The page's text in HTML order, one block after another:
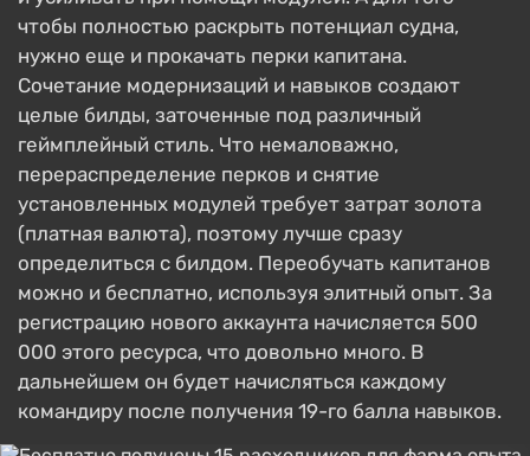
чтобы полностью раскрыть потенциал судна,
нужно еще и прокачать перки капитана.
Сочетание модернизаций и навыков создают
целые билды, заточенные под различный
геймплейный стиль. Что немаловажно,
перераспределение перков и снятие
установленных модулей требует затрат золота
(платная валюта), поэтому лучше сразу
определиться с билдом. Переобучать капитанов
можно и бесплатно, используя элитный опыт. За
регистрацию нового аккаунта начисляется 500
000 этого ресурса, что довольно много. В
дальнейшем он будет начисляться каждому
командиру после получения 19-го балла навыков.